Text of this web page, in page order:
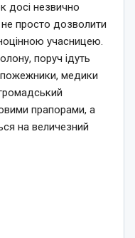
досі незвично
просто дозволити
учасницею.
поруч ідуть
пожежники, медики
прапорами, а
на величезний